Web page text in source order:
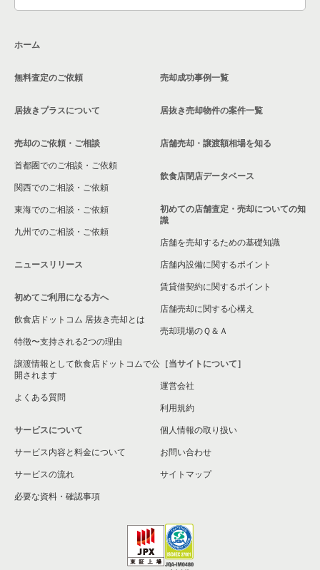
あま市の飲食店の居抜き売却物件の案件一覧
名古屋市港区の飲食店の居抜き売却物件の案件一覧
安城市の飲食店の居抜き売却物件の案件一覧
豊橋市の飲食店の居抜き売却物件の案件一覧
稲沢市の飲食店の居抜き売却物件の案件一覧
小牧市の飲食店の居抜き売却物件の案件一覧
名古屋市熱田区の飲食店の居抜き売却物件の案件一覧
豊田市の飲食店の居抜き売却物件の案件一覧
瀬戸市の飲食店の居抜き売却物件の案件一覧
名古屋市守山区の飲食店の居抜き売却物件の案件一覧
江南市の飲食店の居抜き売却物件の案件一覧
海部郡の飲食店の居抜き売却物件の案件一覧
高浜市の飲食店の居抜き売却物件の案件一覧
ホーム
無料査定のご依頼
居抜きプラスについて
売却のご依頼・ご相談
首都圏でのご相談・ご依頼
関西でのご相談・ご依頼
東海でのご相談・ご依頼
九州でのご相談・ご依頼
ニュースリリース
初めてご利用になる方へ
飲食店ドットコム 居抜き売却とは
特徴〜支持される2つの理由
譲渡情報として飲食店ドットコムで公
開されます
よくある質問
サービスについて
サービス内容と料金について
サービスの流れ
必要な資料・確認事項
売却成功事例一覧
居抜き売却物件の案件一覧
店舗売却・譲渡額相場を知る
飲食店閉店データベース
初めての店舗査定・売却についての知
識
店舗を売却するための基礎知識
店舗内設備に関するポイント
賃貸借契約に関するポイント
店舗売却に関する心構え
売却現場のＱ＆Ａ
［当サイトについて］
運営会社
利用規約
個人情報の取り扱い
お問い合わせ
サイトマップ